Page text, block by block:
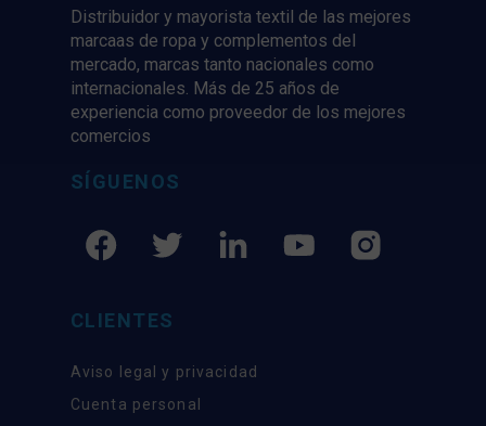
Distribuidor y mayorista textil de las mejores
marcaas de ropa y complementos del
mercado, marcas tanto nacionales como
internacionales. Más de 25 años de
experiencia como proveedor de los mejores
comercios
SÍGUENOS
CLIENTES
Aviso legal y privacidad
Cuenta personal